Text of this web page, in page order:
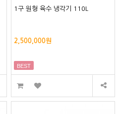
1구 원형 육수 냉각기 110L
2,500,000원
BEST